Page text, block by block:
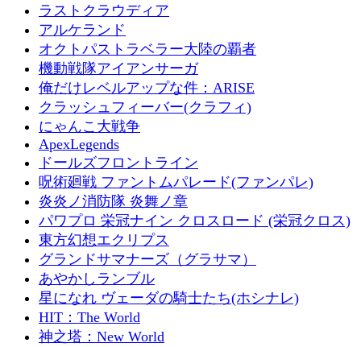
ラストクラウディア
アルケランド
オクトパストラベラー大陸の覇者
機動戦隊アイアンサーガ
俺だけレベルアップな件：ARISE
クラッシュフィーバー(クラフィ)
にゃんこ大戦争
ApexLegends
ドールズフロントライン
呪術廻戦 ファントムパレード(ファンパレ)
炎炎ノ消防隊 炎舞ノ章
パワプロ 栄冠ナイン クロスロード (栄冠クロス)
東方幻想エクリプス
グランドサマナーズ（グラサマ）
あやかしランブル
星になれ ヴェーダの騎士たち(ホシナレ)
HIT：The World
神之塔：New World